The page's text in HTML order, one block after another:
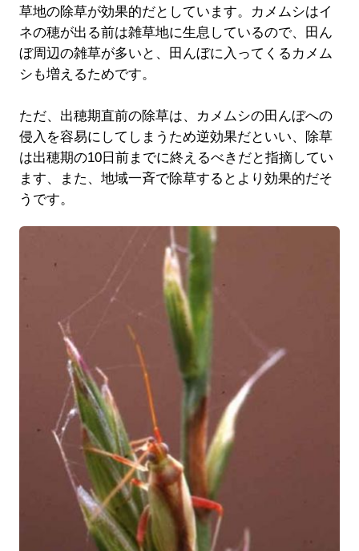
草地の除草が効果的だとしています。カメムシはイ
ネの穂が出る前は雑草地に生息しているので、田ん
ぼ周辺の雑草が多いと、田んぼに入ってくるカメム
シも増えるためです。
ただ、出穂期直前の除草は、カメムシの田んぼへの
侵入を容易にしてしまうため逆効果だといい、除草
は出穂期の10日前までに終えるべきだと指摘してい
ます、また、地域一斉で除草するとより効果的だそ
うです。